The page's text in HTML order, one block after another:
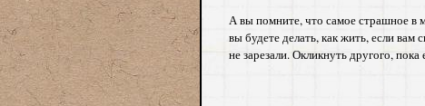
А вы помните, что самое страшное в
вы будете делать, как жить, если вам
не зарезали. Окликнуть другого,